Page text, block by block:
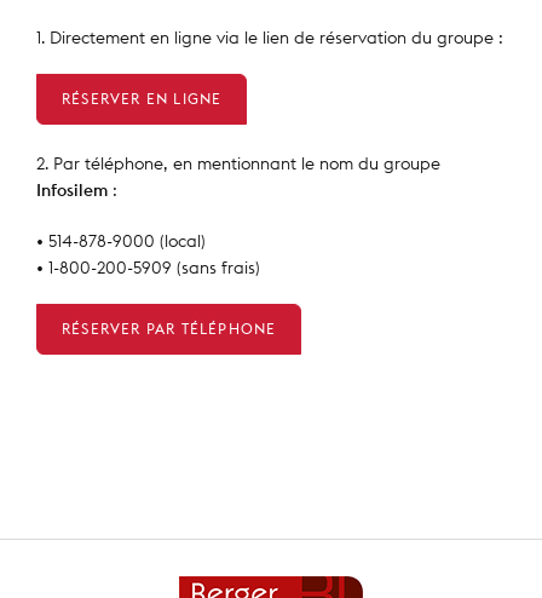
1. Directement en ligne via le lien de réservation du groupe :
RÉSERVER EN LIGNE
2. Par téléphone, en mentionnant le nom du groupe
Infosilem :
• 514-878-9000 (local)
• 1-800-200-5909 (sans frais)
RÉSERVER PAR TÉLÉPHONE